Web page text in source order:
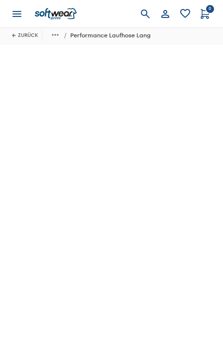
Anmelden
0
ZURÜCK Performance Laufhose Lang